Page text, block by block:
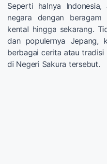
Seperti halnya Indonesia,
negara dengan
kental hingga sekarang.
dan populernya Jepang,
berbagai cerita atau
di Negeri Sakura tersebut.